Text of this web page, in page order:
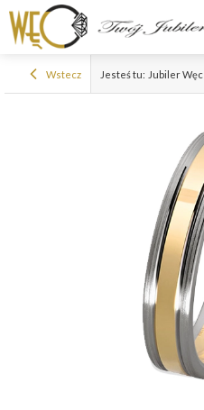
Wstecz Jesteś tu: Jubiler Węc